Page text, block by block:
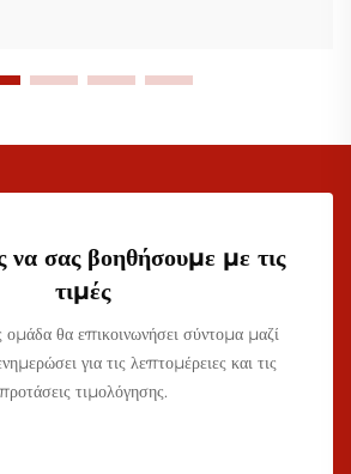
σας βοηθήσουμε με τις
τιμές
θα επικοινωνήσει σύντομα μαζί
για τις λεπτομέρειες και τις
τιμολόγησης.